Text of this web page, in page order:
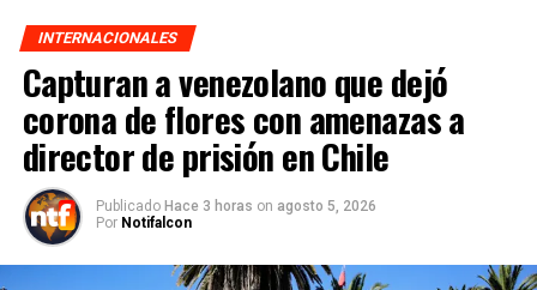
INTERNACIONALES
Capturan a venezolano que dejó
corona de flores con amenazas a
director de prisión en Chile
Publicado Hace 3 horas on agosto 5, 2026
Por Notifalcon